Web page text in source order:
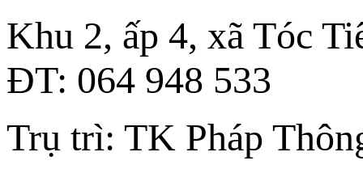
Khu 2, ấp 4, xã Tóc
ÐT: 064 948 533
Trụ trì: TK Pháp